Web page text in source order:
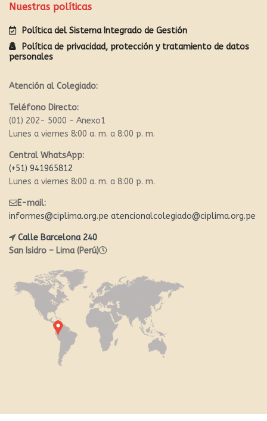
Nuestras políticas
Política del Sistema Integrado de Gestión
Política de privacidad, protección y tratamiento de datos
personales
Atención al Colegiado:
Teléfono Directo:
(01) 202- 5000 – Anexo1
Lunes a viernes 8:00 a. m. a 8:00 p. m.
Central WhatsApp:
(+51) 941965812
Lunes a viernes 8:00 a. m. a 8:00 p. m.
E-mail:
informes@ciplima.org.pe atencionalcolegiado@ciplima.org.pe
Calle Barcelona 240
San Isidro – Lima (Perú)